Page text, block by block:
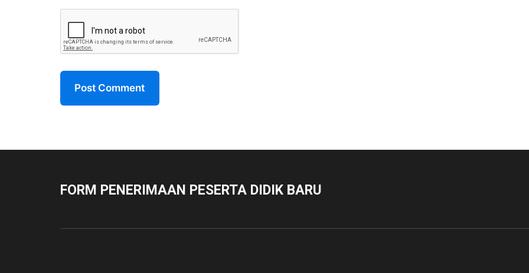
FORM PENERIMAAN PESERTA DIDIK BARU